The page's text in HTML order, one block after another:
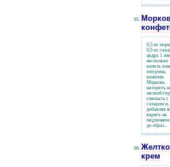
0,5 кг.
0,5 кг.
цедра 1
несколько
капель
или рома,
ванилин.
Морковь
натереть
мелкой
смешать с
сахаром и,
добавляя
варить на
медленном
до образ...
крем